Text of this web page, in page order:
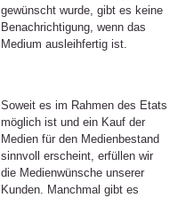
gewünscht wurde, gibt es keine
Benachrichtigung, wenn das
Medium ausleihfertig ist.
Soweit es im Rahmen des Etats
möglich ist und ein Kauf der
Medien für den Medienbestand
sinnvoll erscheint, erfüllen wir
die Medienwünsche unserer
Kunden. Manchmal gibt es